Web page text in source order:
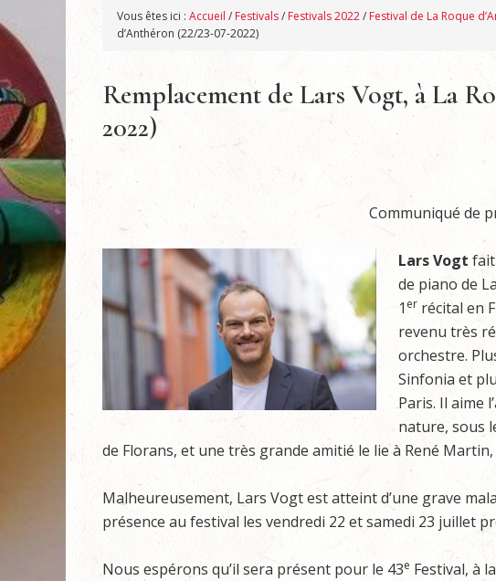
Vous êtes ici : Accueil / Festivals/ Festivals 2022/ Festival de La Roque
d’Anthéron (22/23-07-2022)
Remplacement de Lars Vogt, à La
2022)
Communiqué de
Lars Vogt
de piano de
1er récital en
revenu très
orchestre.
Sinfonia et
Paris. Il aime
nature, sous
de Florans, et une très grande amitié le lie à René
Malheureusement, Lars Vogt est atteint d’une grave
présence au festival les vendredi 22 et samedi 23 juillet
Nous espérons qu’il sera présent pour le 43e Festival, à